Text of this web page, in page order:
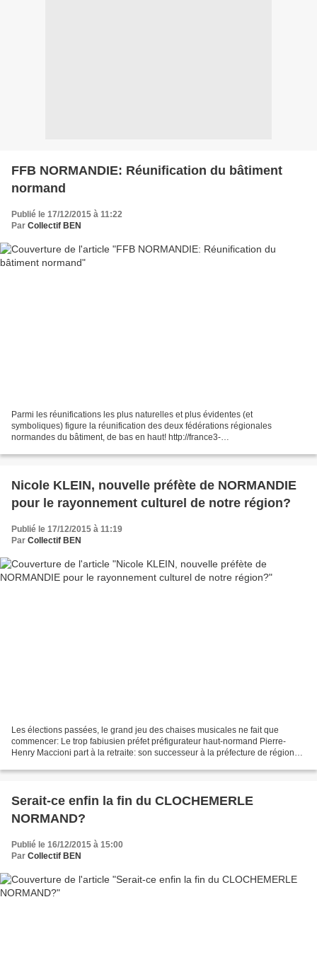
FFB NORMANDIE: Réunification du bâtiment
normand
Publié le 17/12/2015 à 11:22
Par Collectif BEN
Parmi les réunifications les plus naturelles et plus évidentes (et
symboliques) figure la réunification des deux fédérations régionales
normandes du bâtiment, de bas en haut! http://france3-
federation-du-batiment-fait-aussi-sa-reunification-885555.html...
Nicole KLEIN, nouvelle préfète de NORMANDIE
pour le rayonnement culturel de notre région?
Publié le 17/12/2015 à 11:19
Par Collectif BEN
Les élections passées, le grand jeu des chaises musicales ne fait que
commencer: Le trop fabiusien préfet préfigurateur haut-normand Pierre-
Henry Maccioni part à la retraite: son successeur à la préfecture de région
Serait-ce enfin la fin du CLOCHEMERLE
NORMAND?
Publié le 16/12/2015 à 15:00
Par Collectif BEN